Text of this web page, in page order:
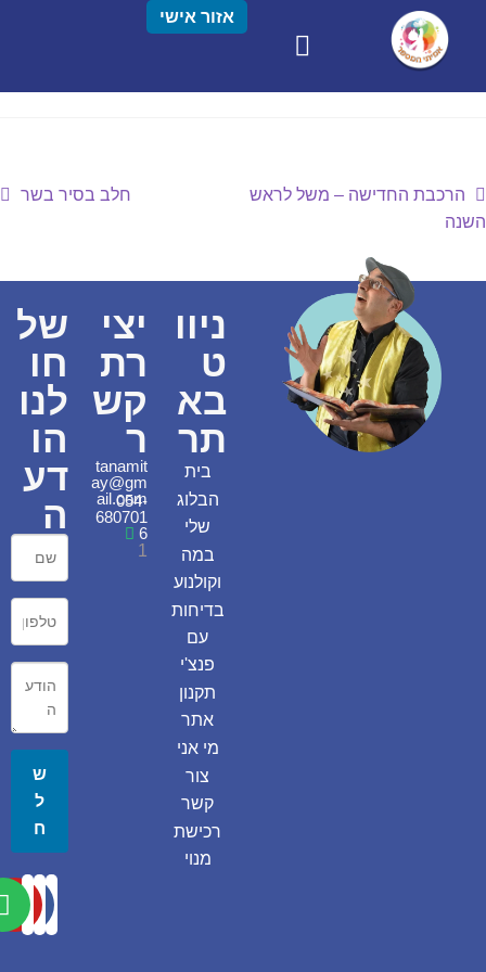
אזור אישי
הרכבת החדישה – משל לראש
השנה
חלב בסיר בשר
ניוו
ט
בא
תר
בית
הבלוג
שלי
במה
וקולנוע
בדיחות
עם
פנצ'י
תקנון
אתר
מי אני
צור
קשר
רכישת
מנוי
יצי
רת
קש
ר
tanamit
ay@gm
ail.com
054-
680701
6
1
של
חו
לנו
הו
דע
ה
ש
ל
ח